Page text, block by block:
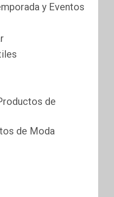
y Eventos
de
de Moda